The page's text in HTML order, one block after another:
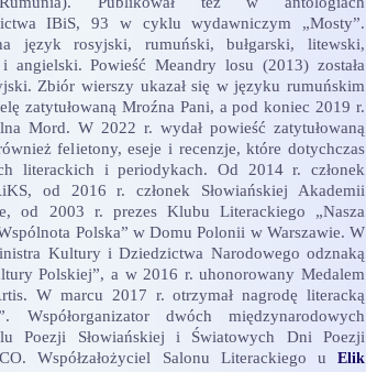
IBiS, 93 w cyklu wydawniczym „Mosty”.
język rosyjski, rumuński, bułgarski, litewski,
angielski. Powieść Meandry losu (2013) została
Zbiór wierszy ukazał się w języku rumuńskim
zatytułowaną Mroźna Pani, a pod koniec 2019 r.
Mord. W 2022 r. wydał powieść zatytułowaną
felietony, eseje i recenzje, które dotychczas
literackich i periodykach. Od 2014 r. członek
od 2016 r. członek Słowiańskiej Akademii
od 2003 r. prezes Klubu Literackiego „Nasza
Polska” w Domu Polonii w Warszawie. W
Kultury i Dziedzictwa Narodowego odznaką
Polskiej”, a w 2016 r. uhonorowany Medalem
W marcu 2017 r. otrzymał nagrodę literacką
Współorganizator dwóch międzynarodowych
Poezji Słowiańskiej i Światowych Dni Poezji
Współzałożyciel Salonu Literackiego u Elik